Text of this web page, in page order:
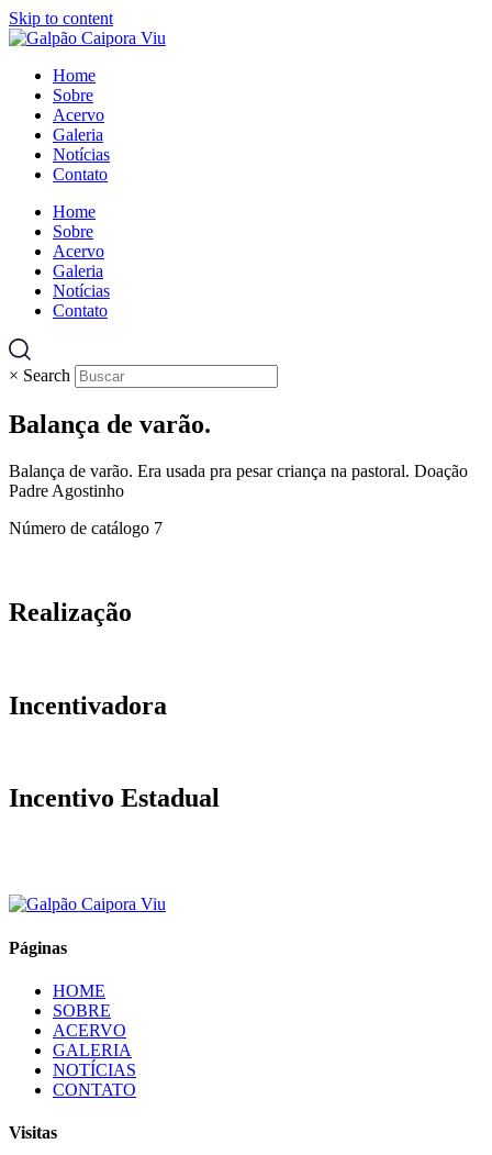
Skip to content
Home
Sobre
Acervo
Galeria
Notícias
Contato
Home
Sobre
Acervo
Galeria
Notícias
Contato
× Search
Balança de varão.
Balança de varão. Era usada pra pesar criança na pastoral. Doação
Padre Agostinho
Número de catálogo 7
Realização
Incentivadora
Incentivo Estadual
Páginas
HOME
SOBRE
ACERVO
GALERIA
NOTÍCIAS
CONTATO
Visitas